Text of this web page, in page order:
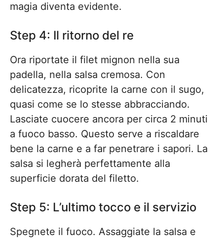
magia diventa evidente.
Step 4: Il ritorno del re
Ora riportate il filet mignon nella sua
padella, nella salsa cremosa. Con
delicatezza, ricoprite la carne con il sugo,
quasi come se lo stesse abbracciando.
Lasciate cuocere ancora per circa 2 minuti
a fuoco basso. Questo serve a riscaldare
bene la carne e a far penetrare i sapori. La
salsa si legherà perfettamente alla
superficie dorata del filetto.
Step 5: L’ultimo tocco e il servizio
Spegnete il fuoco. Assaggiate la salsa e